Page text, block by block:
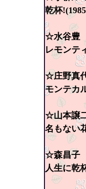
乾杯
☆水谷豊
レモンテ
☆庄野真
モンテカ
☆山本譲
名もない
☆森昌子
人生に乾